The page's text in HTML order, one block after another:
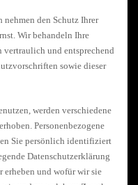
nehmen den Schutz Ihrer
Wir behandeln Ihre
vertraulich und entsprechend
sowie dieser
werden verschiedene
Personenbezogene
Sie persönlich identifiziert
Datenschutzerklärung
erheben und wofür wir sie